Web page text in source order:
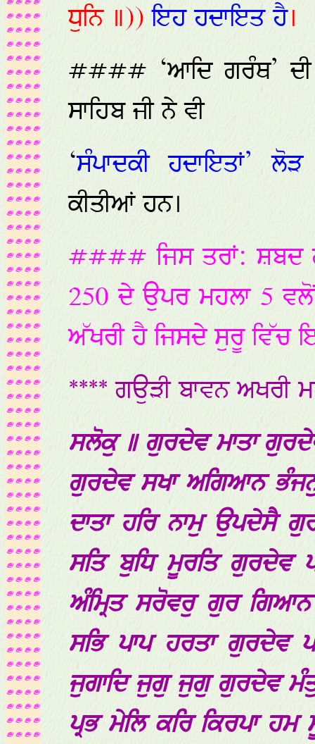
ਧੁਨਿ ॥))ਇਹ ਹਦਾਇਤ ਹੈ।
#### ‘ਆਦਿ ਗਰੰਥ’
ਸਾਹਿਬ ਜੀ ਨੇ ਵੀ
‘ਸੰਪਾਦਕੀ ਹਦਾਇਤਾਂ’
ਕੀਤੀਆਂ ਹਨ।
#### ਜਿਸ ਤਰਾਂ: ਸ਼ਬਦ
250 ਦੇ ਉਪਰ ਮਹਲਾ 5 ਵਲੋਂ
ਅੱਖਰੀ ਹੈ ਜਿਸਦੇ ਸੁਰੂ
**** ਗਉੜੀ ਬਾਵਨ ਅਖਰੀ
ਸਲੋਕੁ ॥ ਗੁਰਦੇਵ ਮਾਤਾ
ਗੁਰਦੇਵ ਸਖਾ ਅਗਿਆਨ
ਦਾਤਾ ਹਰਿ ਨਾਮੁ ਉਪਦੇਸੈ
ਸਤਿ ਬੁਧਿ ਮੂਰਤਿ ਗੁਰਦੇਵ
ਅੰਮ੍ਰਿਤ ਸਰੋਵਰੁ ਗੁਰ
ਸਭਿ ਪਾਪ ਹਰਤਾ ਗੁਰਦੇਵ
ਜੁਗਾਦਿ ਜੁਗੁ ਜੁਗੁ ਗੁਰਦੇਵ
ਪ੍ਰਭ ਮੇਲਿ ਕਰਿ ਕਿਰਪਾ